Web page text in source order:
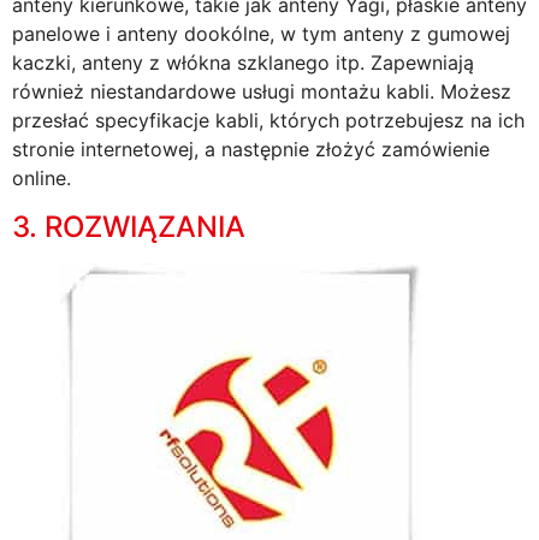
anteny kierunkowe, takie jak anteny Yagi, płaskie anteny
panelowe i anteny dookólne, w tym anteny z gumowej
kaczki, anteny z włókna szklanego itp. Zapewniają
również niestandardowe usługi montażu kabli. Możesz
przesłać specyfikacje kabli, których potrzebujesz na ich
stronie internetowej, a następnie złożyć zamówienie
online.
3. ROZWIĄZANIA